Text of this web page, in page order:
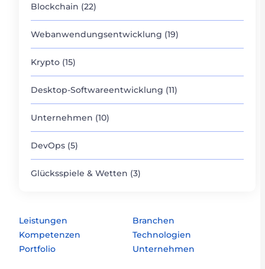
Blockchain (22)
Webanwendungsentwicklung (19)
Krypto (15)
Desktop-Softwareentwicklung (11)
Unternehmen (10)
DevOps (5)
Glücksspiele & Wetten (3)
Leistungen
Branchen
Kompetenzen
Technologien
Portfolio
Unternehmen